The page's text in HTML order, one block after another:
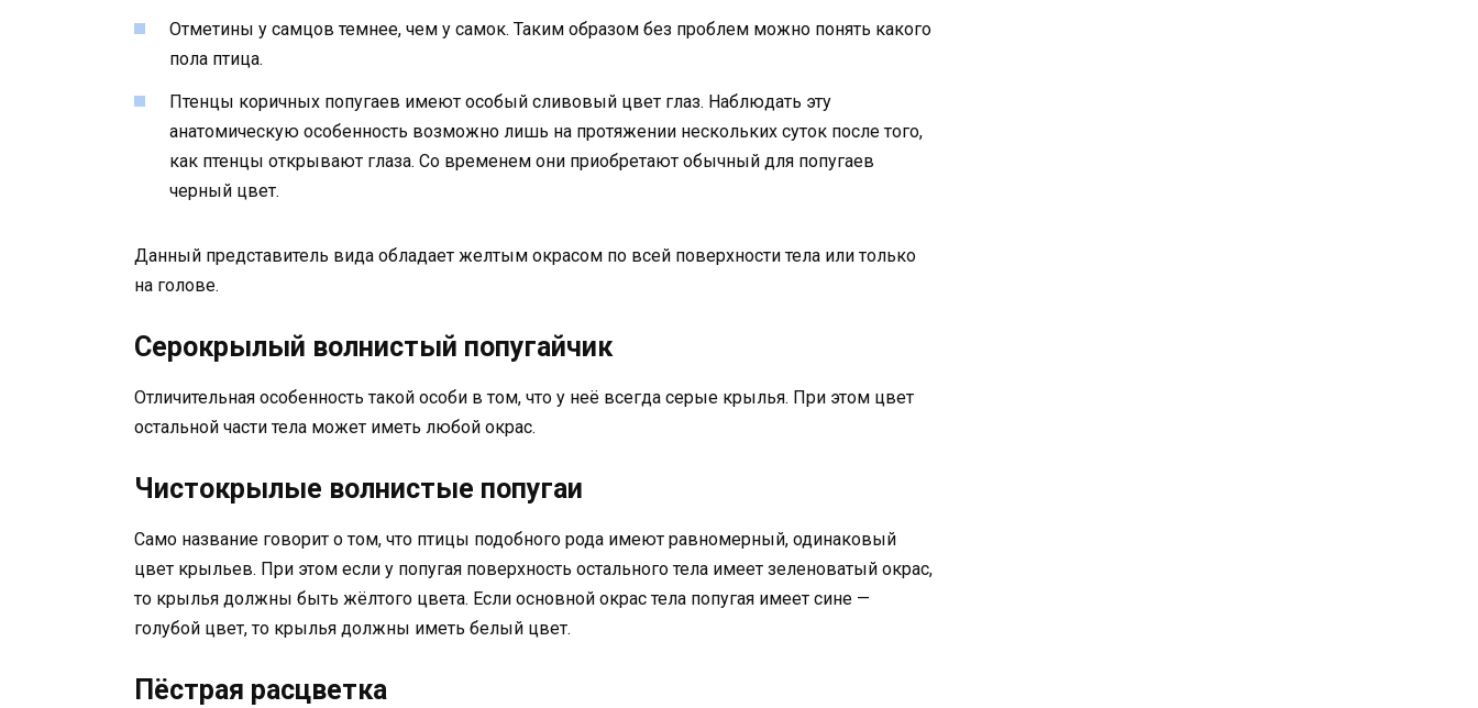
Отметины у самцов темнее, чем у самок. Таким образом без проблем можно понять какого
пола птица.
Птенцы коричных попугаев имеют особый сливовый цвет глаз. Наблюдать эту
анатомическую особенность возможно лишь на протяжении нескольких суток после того,
как птенцы открывают глаза. Со временем они приобретают обычный для попугаев
черный цвет.
Данный представитель вида обладает желтым окрасом по всей поверхности тела или только
на голове.
Серокрылый волнистый попугайчик
Отличительная особенность такой особи в том, что у неё всегда серые крылья. При этом цвет
остальной части тела может иметь любой окрас.
Чистокрылые волнистые попугаи
Само название говорит о том, что птицы подобного рода имеют равномерный, одинаковый
цвет крыльев. При этом если у попугая поверхность остального тела имеет зеленоватый окрас,
то крылья должны быть жёлтого цвета. Если основной окрас тела попугая имеет сине —
голубой цвет, то крылья должны иметь белый цвет.
Пёстрая расцветка